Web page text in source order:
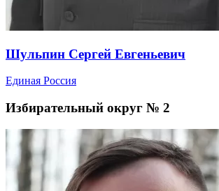
Шульпин Сергей Евгеньевич
Единая Россия
Избирательный округ № 2